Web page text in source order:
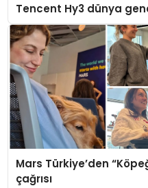
Tencent Hy3 dünya
Mars Türkiye’den
çağrısı